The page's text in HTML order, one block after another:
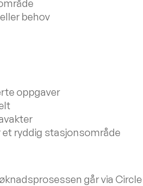
behov
oppgaver
et ryddig stasjonsområde
går via Circle